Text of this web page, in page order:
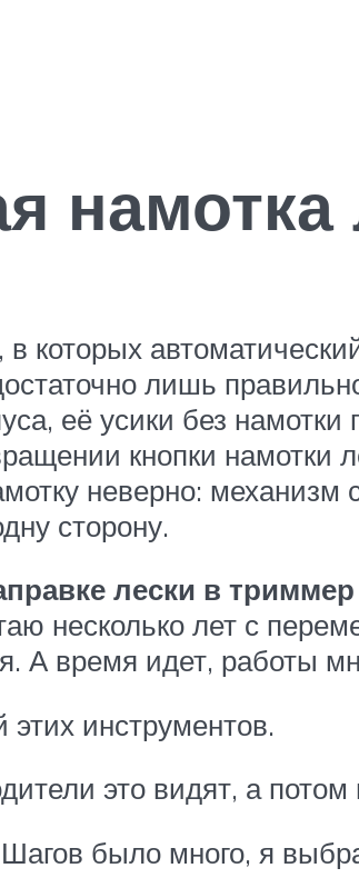
которых
лишь
её усики без
кнопки намотки
неверно:
сторону.
лески в триммер
несколько лет с
А время идет, работы
этих инструментов.
это видят, а
Шагов было много, я